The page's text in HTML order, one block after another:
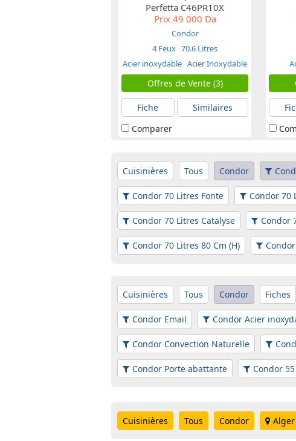
Perfetta C46PR10X
Prix49 000 Da
Condor
4 Feux 70.6 Litres
Acier inoxydable Acier Inoxydable
inox
Offres de Vente (3)
Fiche
Similaires
Comparer
Cuisinières Tous Condor
Condor 70 Litres Fonte Condor 70
Condor 70 Litres Catalyse Condor
Condor 70 Litres 80 Cm (H)
Cuisinières Tous Condor Fiches
Condor Email Condor Acier
Condor Convection Naturelle
Condor Porte abattante Condor 55
Cuisinières Tous Condor Alger